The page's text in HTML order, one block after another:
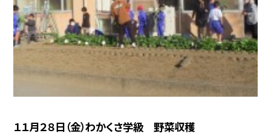
１１月２８日（金）わかくさ学級 野菜収穫